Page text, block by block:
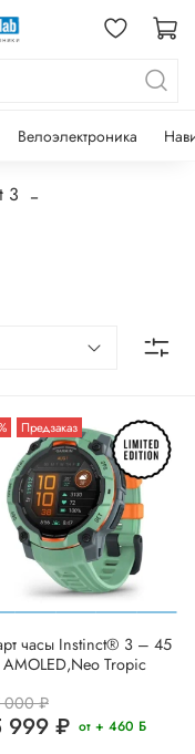
Велоэлектроника
3
Предзаказ
часы Instinct® 3 – 45
Tropic
000 ₽
999 ₽ от + 460 Б